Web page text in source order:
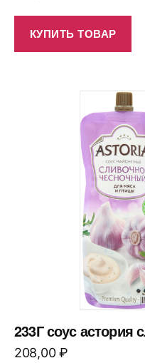
КУПИТЬ ТОВАР
233Г соус астория
208,00₽